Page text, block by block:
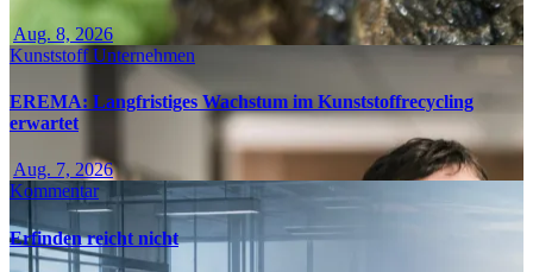
Aug. 8, 2026
KunststoffUnternehmen
EREMA: Langfristiges Wachstum im Kunststoffrecycling
erwartet
Aug. 7, 2026
Kommentar
Erfinden reicht nicht